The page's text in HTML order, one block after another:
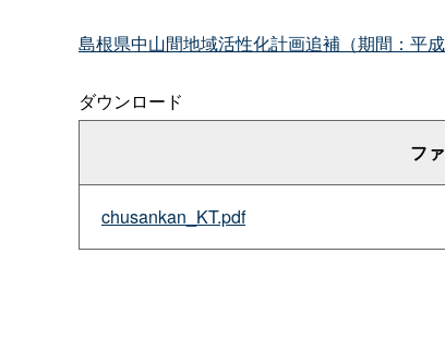
島根県中山間地域活性化計画追補（期間：平成
フ
ダウンロード
chusankan_KT.pdf